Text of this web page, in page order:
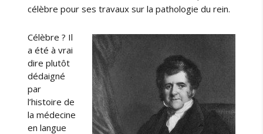
u
i
célèbre pour ses travaux sur la pathologie du rein.
Célèbre ? Il
a été à vrai
dire plutôt
dédaigné
par
l’histoire de
la médecine
en langue